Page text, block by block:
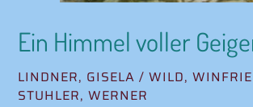
Ein Himmel voller
VERKÄUFER
LINDNER, GISELA / WILD,
STUHLER, WERNER